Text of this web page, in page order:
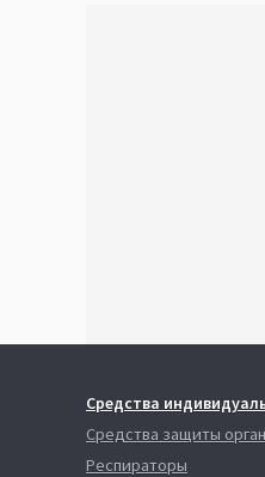
Средства
Средства защиты
Респираторы